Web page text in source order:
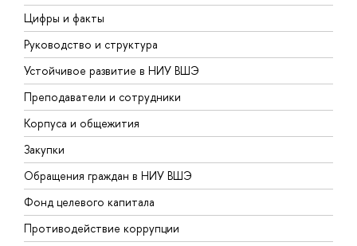
Цифры и факты
Руководство и структура
Устойчивое развитие в НИУ ВШЭ
Преподаватели и сотрудники
Корпуса и общежития
Закупки
Обращения граждан в НИУ ВШЭ
Фонд целевого капитала
Противодействие коррупции